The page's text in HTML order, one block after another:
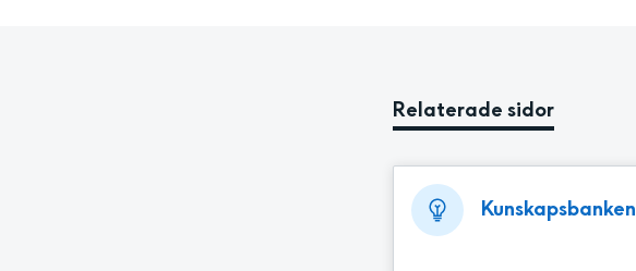
Relaterade sidor
Kunskapsbanken